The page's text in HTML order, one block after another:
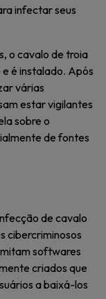
infectar seus
o cavalo de troia
é instalado. Após
várias
estar vigilantes
sobre o
de fontes
de cavalo
cibercriminosos
softwares
criados que
a baixá-los